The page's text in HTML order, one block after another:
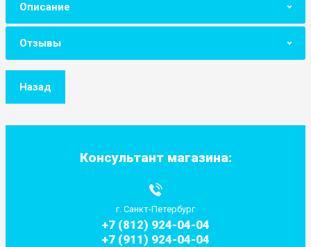
Консультант магазина:
г. Санкт-Петербург
+7 (812) 924-04-04
+7 (911) 924-04-04
Описание
Отзывы
Назад